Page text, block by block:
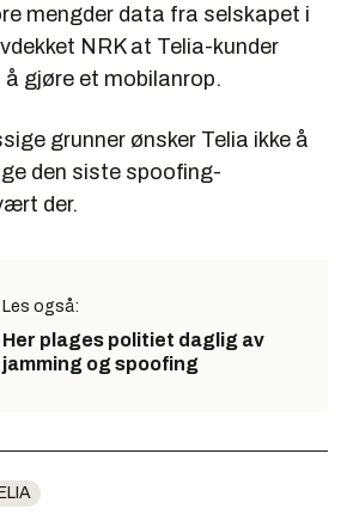
mengder data fra selskapet i
NRK at Telia-kunder
å gjøre et mobilanrop.
grunner ønsker Telia ikke å
den siste spoofing-
der.
Les også:
Her plages politiet daglig av
jamming og spoofing